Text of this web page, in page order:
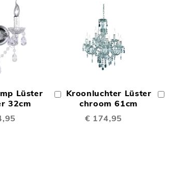
Lüster
32cmTE
Kroonluchter Lüster
chroom 61cm
€ 174,95
In
Winkelwagen
TE